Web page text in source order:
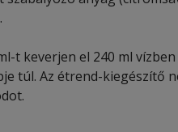
t keverjen el 240 ml
túl. Az étrend-kiegészítő